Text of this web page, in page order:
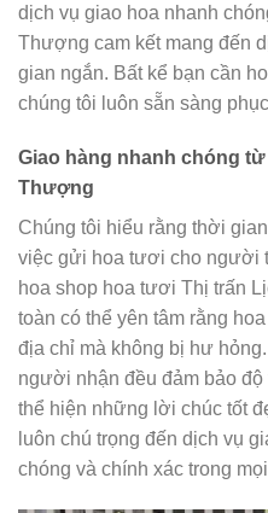
dịch vụ giao hoa nhanh
Thượng cam kết mang đến
gian ngắn. Bất kể bạn cần
chúng tôi luôn sẵn sàng
Giao hàng nhanh chóng
Thượng
Chúng tôi hiểu rằng thời
việc gửi hoa tươi cho người
hoa shop hoa tươi Thị trấn
toàn có thể yên tâm rằng
địa chỉ mà không bị hư
người nhận đều đảm bảo
thể hiện những lời chúc tốt
luôn chú trọng đến dịch vụ
chóng và chính xác trong